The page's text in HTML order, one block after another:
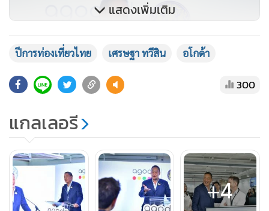
แสดงเพิ่มเติม
ปีการท่องเที่ยวไทย เศรษฐา ทวีสิน อโกด้า
300
แกลเลอรี
+4